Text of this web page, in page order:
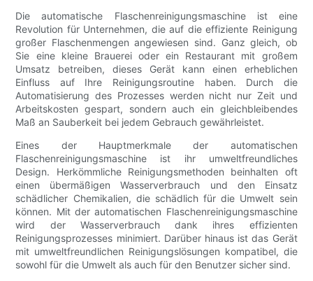
Die automatische Flaschenreinigungsmaschine ist eine
Revolution für Unternehmen, die auf die effiziente Reinigung
großer Flaschenmengen angewiesen sind. Ganz gleich, ob
Sie eine kleine Brauerei oder ein Restaurant mit großem
Umsatz betreiben, dieses Gerät kann einen erheblichen
Einfluss auf Ihre Reinigungsroutine haben. Durch die
Automatisierung des Prozesses werden nicht nur Zeit und
Arbeitskosten gespart, sondern auch ein gleichbleibendes
Maß an Sauberkeit bei jedem Gebrauch gewährleistet.
Eines der Hauptmerkmale der automatischen
Flaschenreinigungsmaschine ist ihr umweltfreundliches
Design. Herkömmliche Reinigungsmethoden beinhalten oft
einen übermäßigen Wasserverbrauch und den Einsatz
schädlicher Chemikalien, die schädlich für die Umwelt sein
können. Mit der automatischen Flaschenreinigungsmaschine
wird der Wasserverbrauch dank ihres effizienten
Reinigungsprozesses minimiert. Darüber hinaus ist das Gerät
mit umweltfreundlichen Reinigungslösungen kompatibel, die
sowohl für die Umwelt als auch für den Benutzer sicher sind.